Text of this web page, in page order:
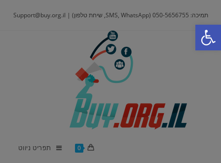
פתח סרגל נגישות
content
תמיכה: 050-5656755 (SMS, WhatsApp, שיחת טלפון) | Support@buy.org.il
0 תפריט ניווט